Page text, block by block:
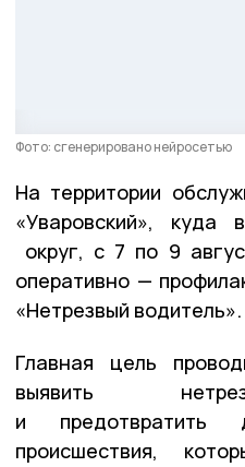
Фото: сгенерировано нейросетью
На территории
«Уваровский», куда
округ, с 7 по 9
оперативно —
«Нетрезвый водитель».
Главная цель
выявить
и предотвратить
происшествия,